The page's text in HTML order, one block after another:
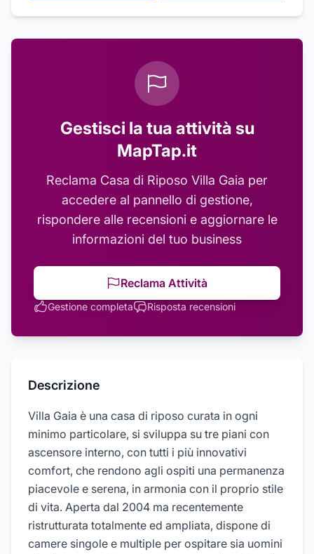
Gestisci la tua attività su
MapTap.it
Reclama Casa di Riposo Villa Gaia per
accedere al pannello di gestione,
rispondere alle recensioni e aggiornare le
informazioni del tuo business
Reclama Attività
Gestione completa Risposta recensioni
Descrizione
Villa Gaia è una casa di riposo curata in ogni
minimo particolare, si sviluppa su tre piani con
ascensore interno, con tutti i più innovativi
comfort, che rendono agli ospiti una permanenza
piacevole e serena, in armonia con il proprio stile
di vita. Aperta dal 2004 ma recentemente
ristrutturata totalmente ed ampliata, dispone di
camere singole e multiple per ospitare sia uomini